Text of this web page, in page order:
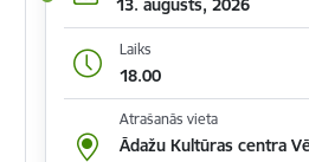
13. augusts, 2026
Laiks
18.00
Atrašanās vieta
Ādažu Kultūras centra